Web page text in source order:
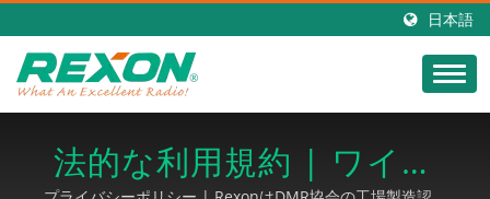
日本語
法的な利用規約 | ワイヤ